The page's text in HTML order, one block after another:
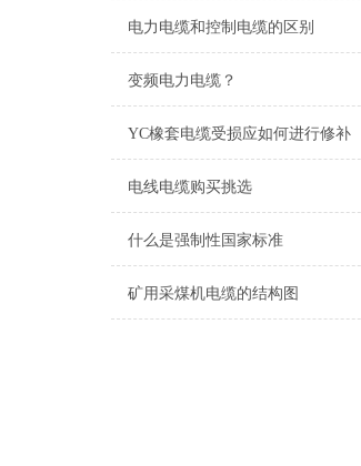
电力电缆和控制电缆的区别
变频电力电缆？
YC橡套电缆受损应如何进行修补
电线电缆购买挑选
什么是强制性国家标准
矿用采煤机电缆的结构图